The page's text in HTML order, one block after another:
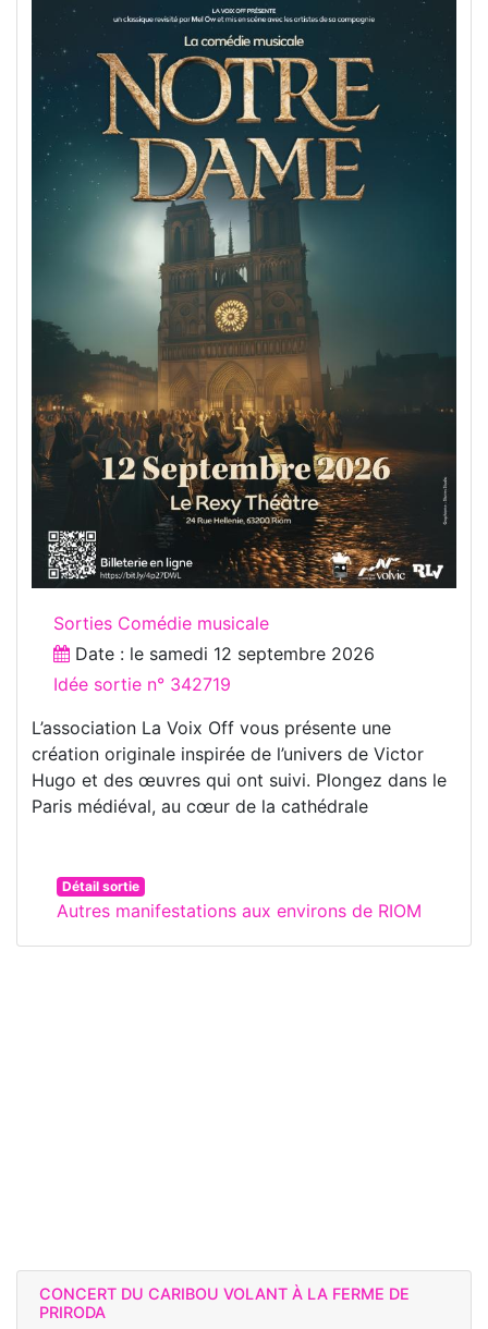
Sorties Comédie musicale
Date : le samedi 12 septembre 2026
Idée sortie n° 342719
L’association La Voix Off vous présente une
création originale inspirée de l’univers de Victor
Hugo et des œuvres qui ont suivi. Plongez dans le
Paris médiéval, au cœur de la cathédrale
Détail sortie
Autres manifestations aux environs de RIOM
CONCERT DU CARIBOU VOLANT À LA FERME DE
PRIRODA